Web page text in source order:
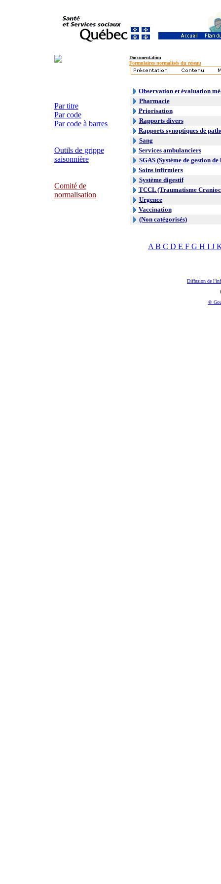
Documentation
Formulaires normalisés du réseau
Par titre
Par code
Par code à barres
Outils de grippe
saisonnière
Comité de
normalisation
Observation et évaluation
Pharmacie
Priorisation
Rapports divers
Rapports synoptiques de
Sang
Services ambulanciers
SGAS (Système de gestion
Soins infirmiers
Système digestif
TCCL (Traumatisme
Urgence
Vaccination
(Non catégorisés)
A B C D E F G H I J
Diffusion de
©